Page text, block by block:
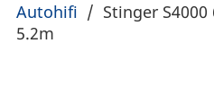
Autohifi / Stinger S4000
5.2m